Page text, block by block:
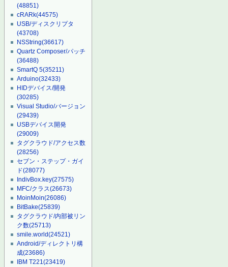
(48851)
cRARk(44575)
USB/ディスクリプタ
(43708)
NSString(36617)
Quartz Composer/パッチ
(36488)
SmartQ 5(35211)
Arduino(32433)
HIDデバイス/開発
(30285)
Visual Studio/バージョン
(29439)
USBデバイス開発
(29009)
タグクラウド/アクセス数
(28256)
セブン・ステップ・ガイ
ド(28077)
IndivBox.key(27575)
MFC/クラス(26673)
MoinMoin(26086)
BitBake(25839)
タグクラウド/内部被リン
ク数(25713)
smile.world(24521)
Android/ディレクトリ構
成(23686)
IBM T221(23419)